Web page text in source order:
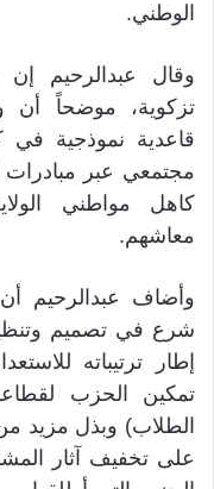
الوطني.
وقال عبدالرحيم إن
تزكوية، موضحاً أن
قاعدية نموذجية في
مجتمعي عبر
كاهل مواطني
معاشهم.
وأضاف عبدالرحيم
شرع في تصميم
تمكين الحزب
الطلاب) وبذل مزيد
على تخفيف آثار